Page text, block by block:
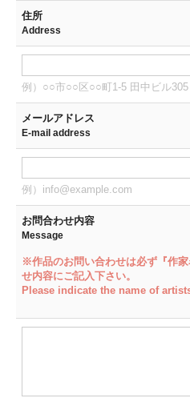
住所
Address
例）○○市○○区○○町1-5 田中ビル305
メールアドレス
E-mail address
例）info@example.com
お問合わせ内容
Message
※作品のお問い合わせは必ず『作
せ内容にご記入下さい。
Please indicate the name of